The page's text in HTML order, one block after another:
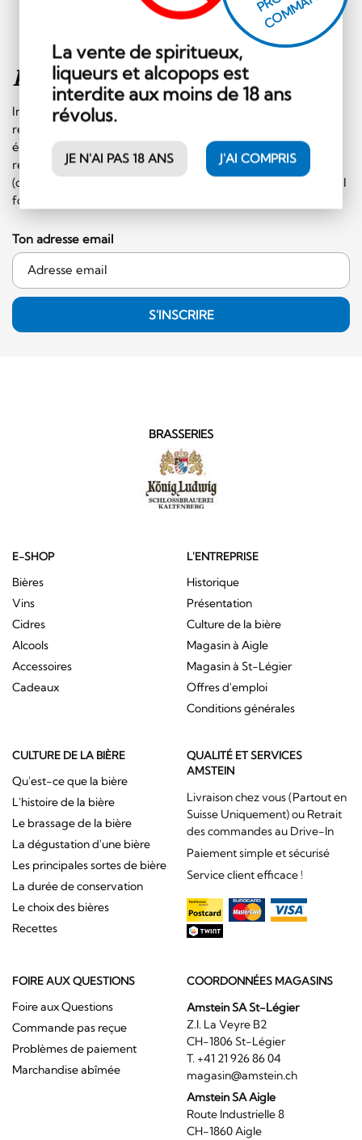
La vente de spiritueux,
liqueurs et alcopops est
interdite aux moins de 18 ans
révolus.
JE N'AI PAS 18 ANS J'AI COMPRIS
Inscription à lanewsletter
Inscrivez-vous sans plus tarder à notre newsletter et
recevez régulièrement les informations sur les
événements et les offres spéciales. En plus, vous
recevrez un bon de CHF 10.- à faire valoir sur le shop
(commande minimale de 50.- CHF et hors catégorie alcool
fort)!
Ton adresse email
S'INSCRIRE
BRASSERIES
E-SHOP
Bières
Vins
Cidres
Alcools
Accessoires
Cadeaux
L'ENTREPRISE
Historique
Présentation
Culture de la bière
Magasin à Aigle
Magasin à St-Légier
Offres d'emploi
Conditions générales
CULTURE DE LA BIÈRE
Qu'est-ce que la bière
L'histoire de la bière
Le brassage de la bière
La dégustation d'une bière
Les principales sortes de bière
La durée de conservation
Le choix des bières
Recettes
QUALITÉ ET SERVICES
AMSTEIN
Livraison chez vous (Partout en
Suisse Uniquement) ou Retrait
des commandes au Drive-In
Paiement simple et sécurisé
Service client efficace !
FOIRE AUX QUESTIONS
Foire aux Questions
Commande pas reçue
Problèmes de paiement
Marchandise abîmée
COORDONNÉES MAGASINS
Amstein SA St-Légier
Z.I. La Veyre B2
CH-1806 St-Légier
T. +41 21 926 86 04
magasin@amstein.ch
Amstein SA Aigle
Route Industrielle 8
CH-1860 Aigle